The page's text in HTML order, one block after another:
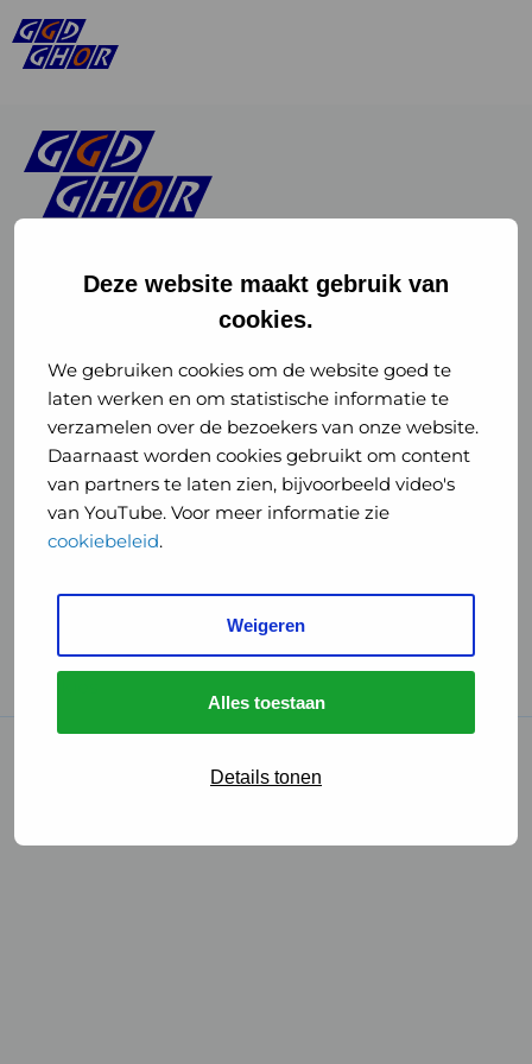
Deze website maakt gebruik van
cookies.
We gebruiken cookies om de website goed te
laten werken en om statistische informatie te
verzamelen over de bezoekers van onze website.
Daarnaast worden cookies gebruikt om content
van partners te laten zien, bijvoorbeeld video's
van YouTube. Voor meer informatie zie
cookiebeleid.
Weigeren
Alles toestaan
Details tonen
of
GGD
GHOR
Nederland
Instagram
of
GGD
GHOR
Nederland
GGD Reizen op social media
GGD Reizen
GGD Reisvaccinaties